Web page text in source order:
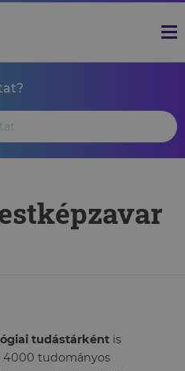
tudástárként is
tudományos